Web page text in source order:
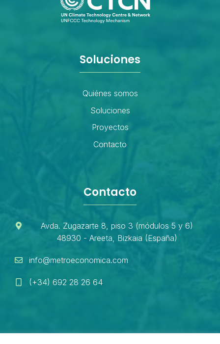
Soluciones
Quiénes somos
Soluciones
Proyectos
Contacto
Contacto
Avda. Zugazarte 8, piso 3 (módulos 5 y 6)
48930 - Areeta, Bizkaia (España)
info@metroeconomica.com
(+34) 692 28 26 64